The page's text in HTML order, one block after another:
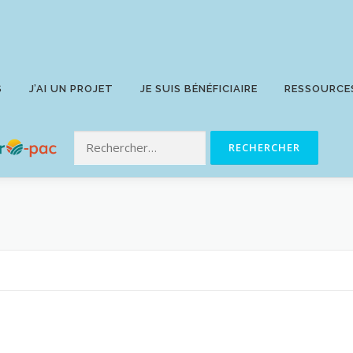
J’AI UN PROJET JE SUIS BÉNÉFICIAIRE